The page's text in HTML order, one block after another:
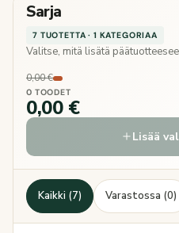
Sarja
7 TUOTETTA · 1 KATEGORIAA
Valitse, mitä lisätä
0,00 €
0 TOODET
0,00 €
Lisää
Kaikki (7) Varastossa (0)